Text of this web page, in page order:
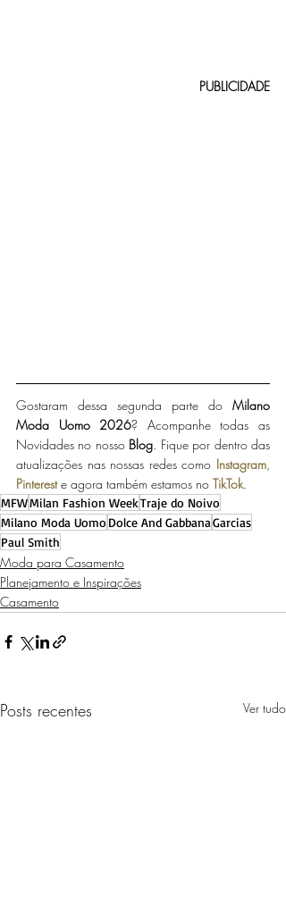
PUBLICIDADE
Gostaram dessa segunda parte do Milano
Moda Uomo 2026? Acompanhe todas as
Novidades no nosso Blog . Fique por dentro das
atualizações nas nossas redes como Instagram
Pinterest e agora também estamos no TikTok
MFWMilan Fashion WeekTraje do Noivo
Milano Moda Uomo Dolce And GabbanaGarcias
Paul Smith
Moda para Casamento
Planejamento e Inspirações
Casamento
Posts recentes Ver tudo